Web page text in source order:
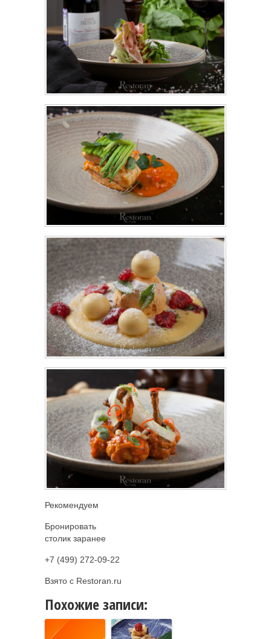
Рекомендуем
Бронировать
столик заранее
+7 (499) 272-09-22
Взято с Restoran.ru
Похожие записи: